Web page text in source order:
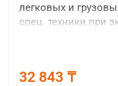
легковых и
спец. техники при
32 843 ₸